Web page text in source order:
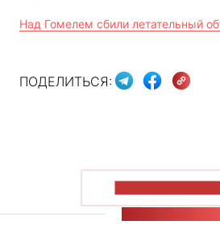
Над Гомелем сбили летательный
ПОДЕЛИТЬСЯ: